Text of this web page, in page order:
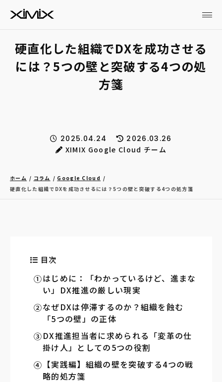
硬直化した組織でDXを成功させる
には？5つの壁と突破する4つの処
方箋
2025.04.24
2026.03.26
XIMIX Google Cloud チーム
ホーム コラム
Google Cloud
硬直化した組織でDXを成功させるには？5つの壁と突破する4つの処方箋
目次
はじめに：「わかっているけど、進まな
い」DX推進の厳しい現実
なぜDXは停滞するのか？組織を蝕む
「5つの壁」の正体
DX推進担当者に求められる「変革の仕
掛け人」としての5つの役割
【実践編】組織の壁を突破する4つの戦
略的処方箋